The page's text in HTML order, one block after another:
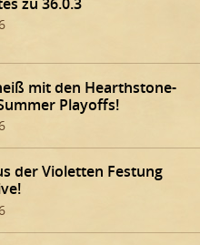
mit den Hearthstone-
Playoffs!
der Violetten Festung